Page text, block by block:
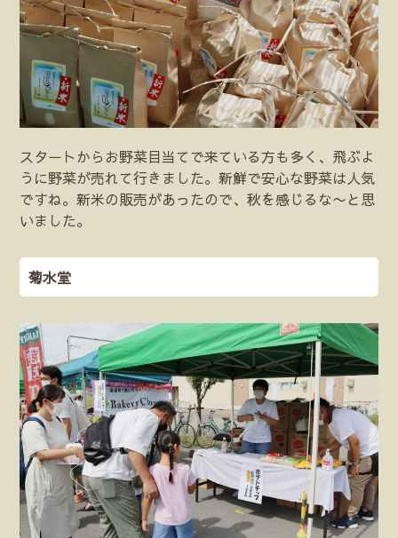
スタートからお野菜目当てで来ている方も多く、飛ぶよ
うに野菜が売れて行きました。新鮮で安心な野菜は人気
ですね。新米の販売があったので、秋を感じるな〜と思
いました。
菊水堂